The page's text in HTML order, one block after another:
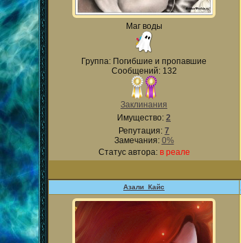
Маг воды
Группа: Погибшие и пропавшие
Сообщений: 132
Заклинания
Имущество: 2
Репутация: 7
Замечания: 0%
Статус автора: в реале
Азали_Кайс